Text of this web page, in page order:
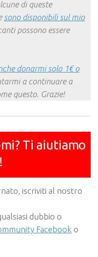
di queste
sono disponibili sul mio
possono essere
donarmi solo 1€ o
a continuare a
questo. Grazie!
Ti aiutiamo
iscriviti al nostro
dubbio o
Facebook o